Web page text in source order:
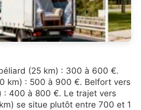
(25 km) : 300 à 600 €.
km) : 500 à 900 €. Belfort vers
: 400 à 800 €. Le trajet vers
se situe plutôt entre 700 et 1